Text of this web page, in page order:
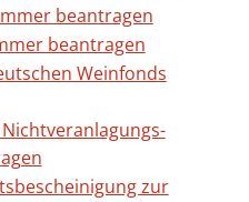
beantragen
beantragen
Weinfonds
zur